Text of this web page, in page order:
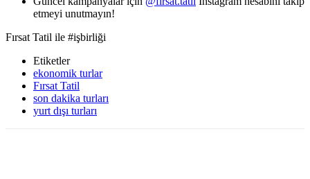
etmeyi unutmayın!
Fırsat Tatil ile #işbirliği
Etiketler
ekonomik turlar
Fırsat Tatil
son dakika turları
yurt dışı turları